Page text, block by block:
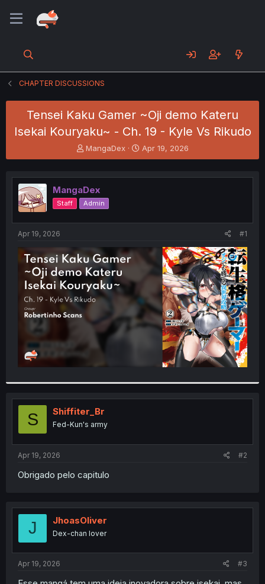
CHAPTER DISCUSSIONS
Tensei Kaku Gamer ~Oji demo Kateru
Isekai Kouryaku~ - Ch. 19 - Kyle Vs Rikudo
T
h
e
a
d
s
t
e
r
MangaDex
S
t
r
t
Apr 19, 2026
MangaDex
Staff Admin
Apr 19, 2026 #1
S Shiffiter_Br
Fed-Kun's army
Apr 19, 2026 #2
Obrigado pelo capitulo
J JhoasOliver
Dex-chan lover
Apr 19, 2026 #3